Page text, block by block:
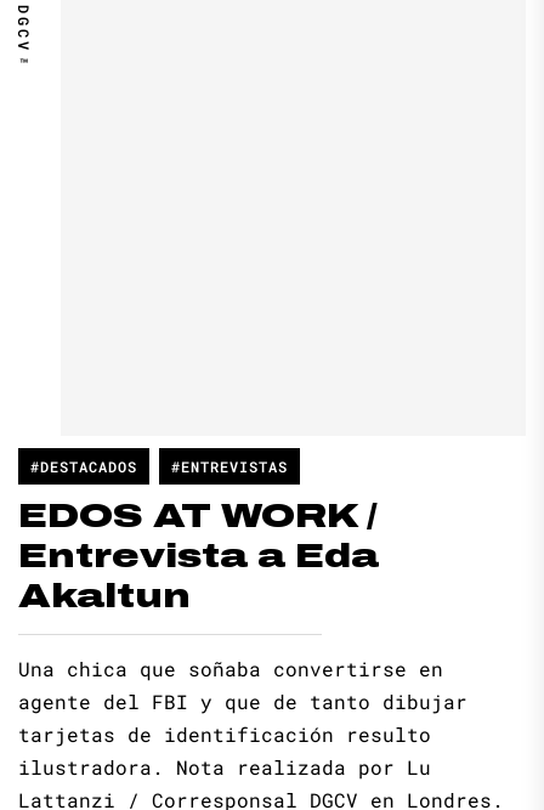
DGCV™
#DESTACADOS #ENTREVISTAS
EDOS AT WORK /
Entrevista a Eda
Akaltun
Una chica que soñaba convertirse en
agente del FBI y que de tanto dibujar
tarjetas de identificación resulto
ilustradora. Nota realizada por Lu
Lattanzi / Corresponsal DGCV en Londres.